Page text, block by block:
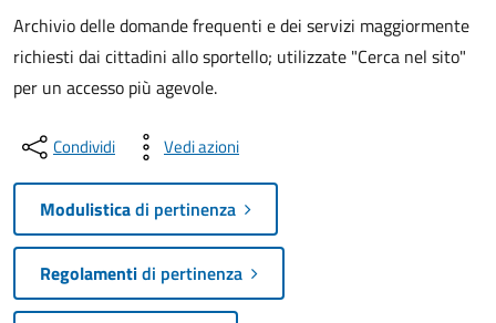
Archivio delle domande frequenti e dei servizi maggiormente
richiesti dai cittadini allo sportello; utilizzate "Cerca nel sito"
per un accesso più agevole.
Condividi Vedi azioni
Modulisticadi pertinenza
Regolamentidi pertinenza